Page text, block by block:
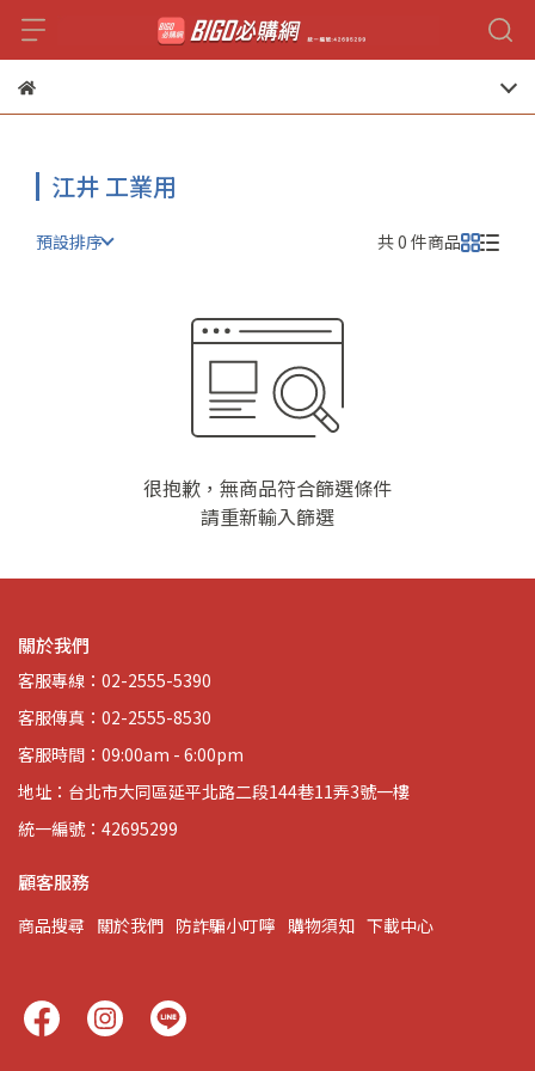
江井 工業用
預設排序 共 0 件商品
很抱歉，無商品符合篩選條件
請重新輸入篩選
關於我們
客服專線：02-2555-5390
客服傳真：02-2555-8530
客服時間：09:00am - 6:00pm
地址：台北市大同區延平北路二段144巷11弄3號一樓
統一編號：42695299
顧客服務
商品搜尋 關於我們 防詐騙小叮嚀 購物須知 下載中心